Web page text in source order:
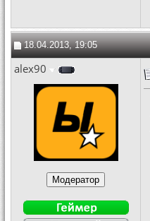
18.04.2013, 19:05
alex90